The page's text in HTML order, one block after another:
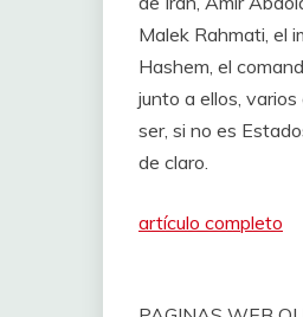
Malek Rahmati, el
Hashem, el
junto a ellos,
ser, si no es
de claro.
artículo completo